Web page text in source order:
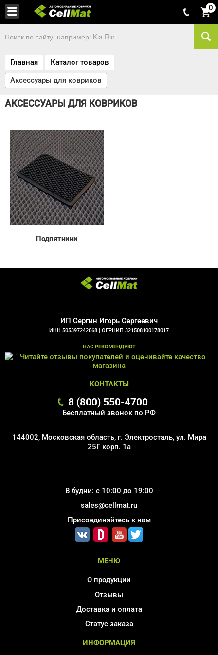
0
Главная Каталог товаров
Аксессуары для ковриков
АКСЕССУАРЫ ДЛЯ КОВРИКОВ
Подпятники
ИП Сергин Игорь Сергеевич
ИНН 505397242068 | ОГРНИП 321508100178017
НАС РЕКОМЕНДУЮТ
КОНТАКТЫ
8 (800) 550-4700
Бесплатный звонок по РФ
144002, Московская область, г. Электросталь, ул. Мира
25Г корп. 1а
В будни: с 10:00 до 19:00
sales@cellmat.ru
Присоединяйтесь к нам
МЕНЮ
О продукции
Отзывы
Доставка и оплата
Статус заказа
ИНФОРМАЦИЯ